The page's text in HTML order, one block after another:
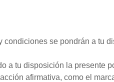
se pondrán a tu
a tu disposición la presente
afirmativa, como el